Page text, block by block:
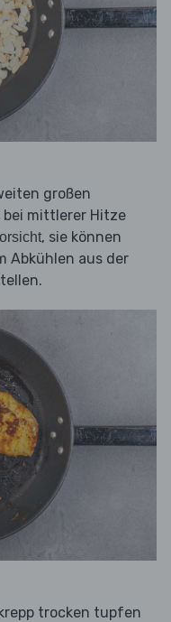
großen
bei mittlerer Hitze
, sie können
Abkühlen aus der
trocken tupfen